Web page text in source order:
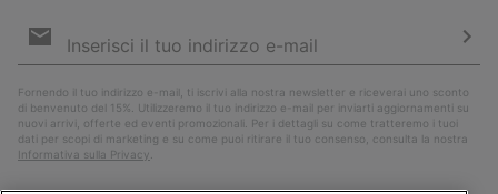
e-
Fornendo il tuo indirizzo e-mail, ti iscrivi alla nostra newsletter e riceverai uno sconto
di benvenuto del 15%. Utilizzeremo il tuo indirizzo e-mail per inviarti aggiornamenti su
nuovi arrivi, offerte ed eventi promozionali. Per i dettagli su come tratteremo i tuoi
dati per scopi di marketing e su come puoi ritirare il tuo consenso, consulta la nostra
Informativa sulla Privacy